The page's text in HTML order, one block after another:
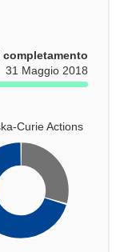
completamento
31 Maggio 2018
Curie Actions